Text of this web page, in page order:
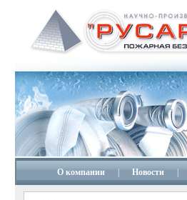
О компании Новости